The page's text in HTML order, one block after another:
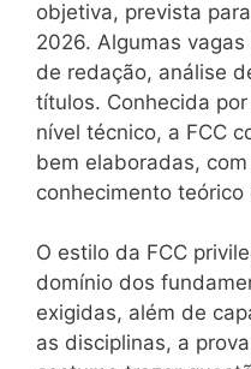
objetiva, prevista
2026. Algumas
de redação, análise
títulos. Conhecida
nível técnico, a FCC
bem elaboradas,
conhecimento
O estilo da FCC
domínio dos
exigidas, além de
as disciplinas, a